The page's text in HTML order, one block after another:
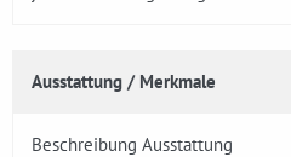
Ausstattung / Merkmale
Beschreibung Ausstattung